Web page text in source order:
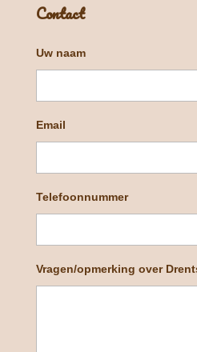
Contact
Uw naam
Email
Telefoonnummer
Vragen/opmerking over